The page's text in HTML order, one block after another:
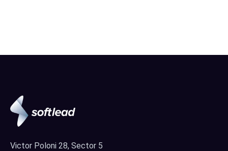
Victor Poloni 28, Sector 5